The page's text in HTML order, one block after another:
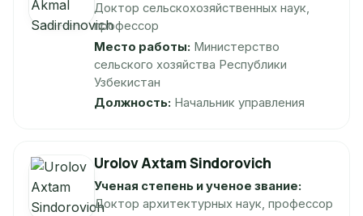
Доктор сельскохозяйственных наук,
профессор
Место работы: Министерство
сельского хозяйства Республики
Узбекистан
Должность: Начальник управления
Urolov Axtam Sindorovich
Ученая степень и ученое звание:
Доктор архитектурных наук, профессор